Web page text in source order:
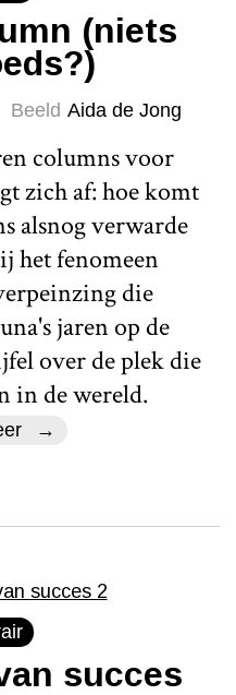
(niets
Beeld Aida de Jong
columns voor
zich af: hoe komt
alsnog verwarde
het fenomeen
die
jaren op de
over de plek die
in de wereld.
succes